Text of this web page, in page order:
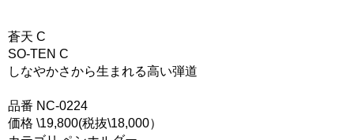
蒼天 C
SO-TEN C
しなやかさから生まれる高い弾道
品番 NC-0224
価格 \19,800(税抜\18,000）